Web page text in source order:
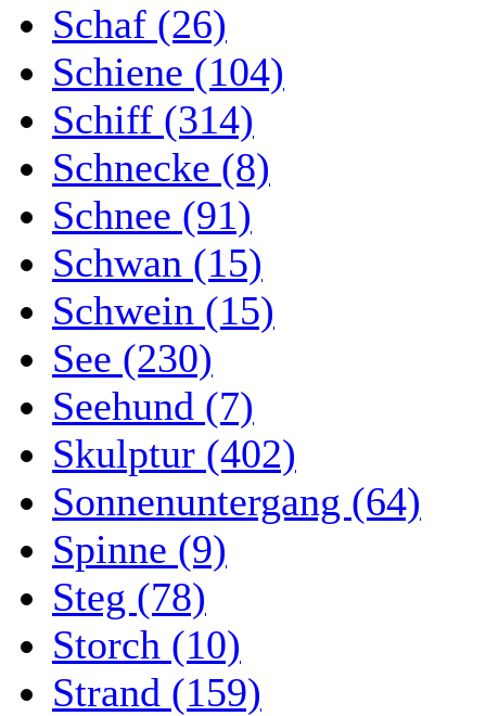
Schaf (26)
Schiene (104)
Schiff (314)
Schnecke (8)
Schnee (91)
Schwan (15)
Schwein (15)
See (230)
Seehund (7)
Skulptur (402)
Sonnenuntergang (64)
Spinne (9)
Steg (78)
Storch (10)
Strand (159)